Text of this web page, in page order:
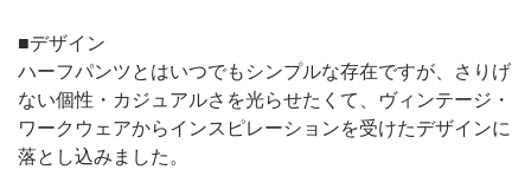
■デザイン
ハーフパンツとはいつでもシンプルな存在ですが、さりげ
ない個性・カジュアルさを光らせたくて、ヴィンテージ・
ワークウェアからインスピレーションを受けたデザインに
落とし込みました。